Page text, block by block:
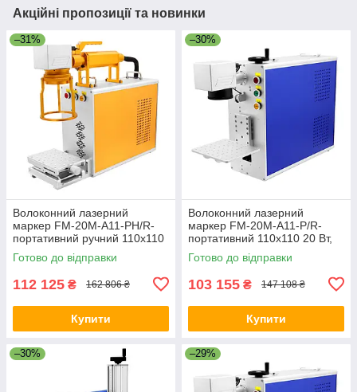
Акційні пропозиції та новинки
–31%
Волоконний лазерний
маркер FM-20M-A11-PH/R-
портативний ручний 110x110
20 Вт, без підтримки
поворотної осі
Готово до відправки
112 125 ₴ 162 806 ₴
Купити
–30%
Волоконний лазерний
маркер FM-20M-A11-P/R-
портативний 110x110 20 Вт,
без підтримки поворотної осі
Готово до відправки
103 155 ₴ 147 108 ₴
Купити
–30% –29%